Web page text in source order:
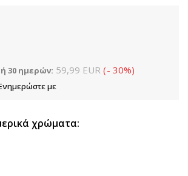
30 ημερών: 59,99 EUR (- 30%)
με
χρώματα: